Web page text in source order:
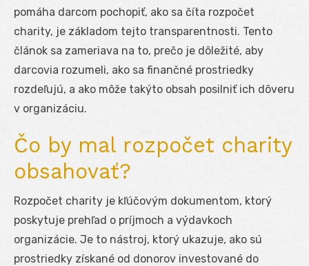
pomáha darcom pochopiť, ako sa číta rozpočet
charity, je základom tejto transparentnosti. Tento
článok sa zameriava na to, prečo je dôležité, aby
darcovia rozumeli, ako sa finančné prostriedky
rozdeľujú, a ako môže takýto obsah posilniť ich dôveru
v organizáciu.
Čo by mal rozpočet charity
obsahovať?
Rozpočet charity je kľúčovým dokumentom, ktorý
poskytuje prehľad o príjmoch a výdavkoch
organizácie. Je to nástroj, ktorý ukazuje, ako sú
prostriedky získané od donorov investované do